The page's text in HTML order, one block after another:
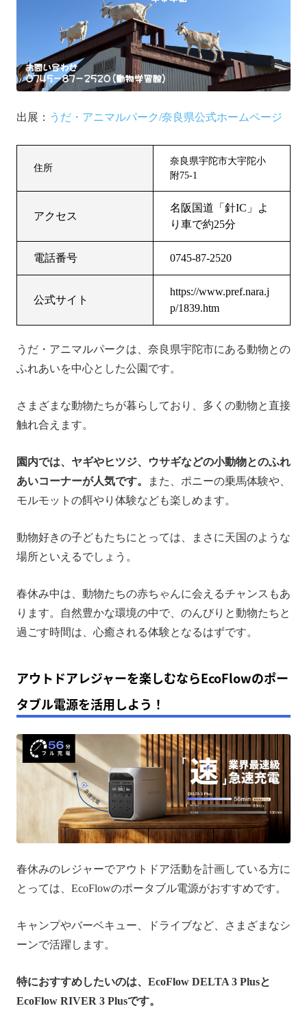
出展： うだ・アニマルパーク/奈良県公式ホームページ
住所
奈良県宇陀市大宇陀小
附75-1
アクセス
名阪国道「針IC」よ
り車で約25分
電話番号 0745-87-2520
公式サイト
https://www.pref.nara.j
p/1839.htm
うだ・アニマルパークは、奈良県宇陀市にある動物との
ふれあいを中心とした公園です。
さまざまな動物たちが暮らしており、多くの動物と直接
触れ合えます。
園内では、ヤギやヒツジ、ウサギなどの小動物とのふれ
あいコーナーが人気です。
また、ポニーの乗馬体験や、
モルモットの餌やり体験なども楽しめます。
動物好きの子どもたちにとっては、まさに天国のような
場所といえるでしょう。
春休み中は、動物たちの赤ちゃんに会えるチャンスもあ
ります。自然豊かな環境の中で、のんびりと動物たちと
過ごす時間は、心癒される体験となるはずです。
アウトドアレジャーを楽しむならEcoFlowのポー
タブル電源を活用しよう！
春休みのレジャーでアウトドア活動を計画している方に
とっては、EcoFlowのポータブル電源がおすすめです。
キャンプやバーベキュー、ドライブなど、さまざまなシ
ーンで活躍します。
特におすすめしたいのは、EcoFlow DELTA 3 Plusと
EcoFlow RIVER 3 Plusです。